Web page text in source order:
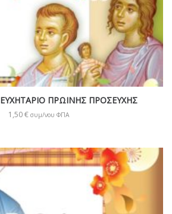
ΠΡΩΙΝΗΣ ΠΡΟΣΕΥΧΗΣ
1,50€ συμ/νου ΦΠΑ